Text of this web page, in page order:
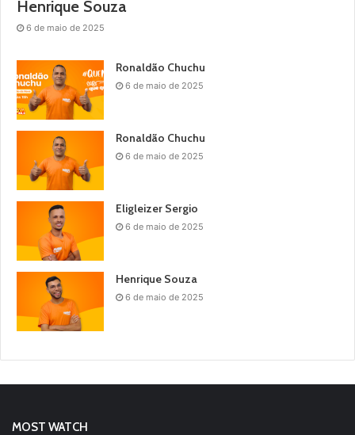
Henrique Souza
6 de maio de 2025
Ronaldão Chuchu
6 de maio de 2025
Ronaldão Chuchu
6 de maio de 2025
Eligleizer Sergio
6 de maio de 2025
Henrique Souza
6 de maio de 2025
MOST WATCH